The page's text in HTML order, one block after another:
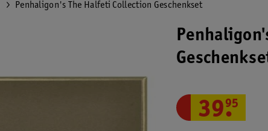
Penhaligon's The Halfeti Collection Geschenkset
39.
95